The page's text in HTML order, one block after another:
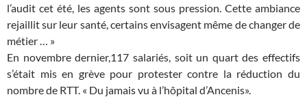
l’audit cet été, les agents sont sous pression. Cette ambiance
rejaillit sur leur santé, certains envisagent même de changer de
métier … »
En novembre dernier,117 salariés, soit un quart des effectifs
s’était mis en grève pour protester contre la réduction du
nombre de RTT. « Du jamais vu à l’hôpital d’Ancenis».